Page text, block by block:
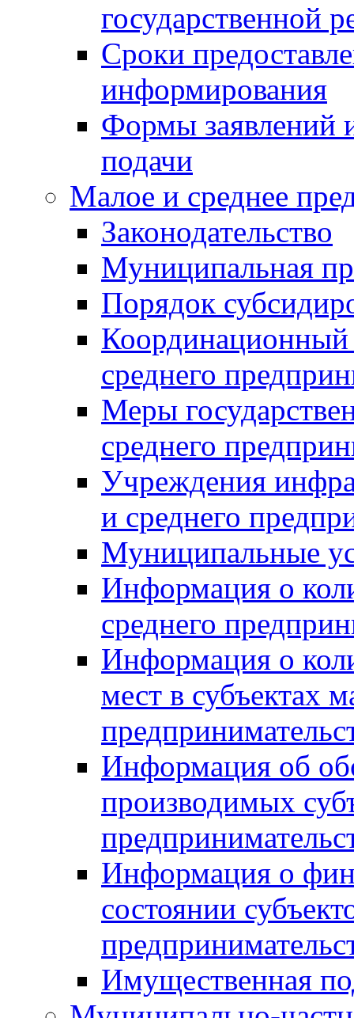
государственной
Сроки
информирования
Формы заявлений
подачи
Малое и среднее
Законодательство
Муниципальная
Порядок
Координационный
среднего
Меры
среднего
Учреждения
и среднего
Муниципальные
Информация о
среднего
Информация о
мест в субъектах
Информация об
производимых
Информация о
состоянии
Имущественная